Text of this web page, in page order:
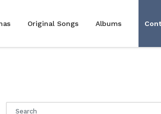
Original Songs Albums